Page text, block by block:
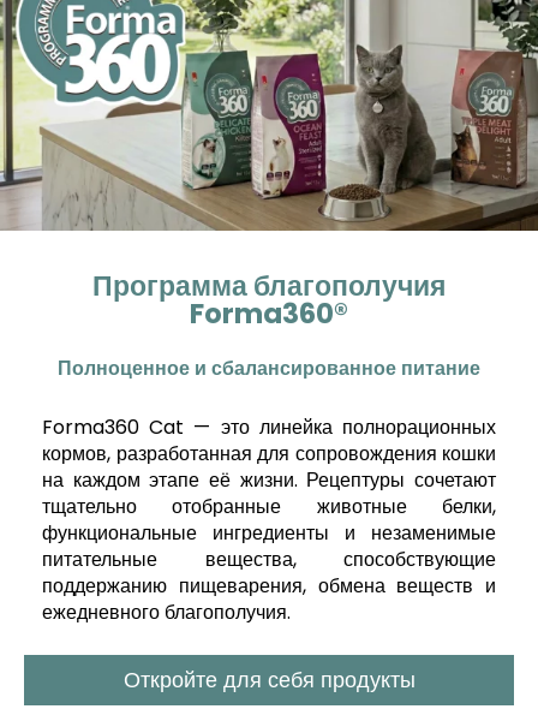
Программа благополучия
Forma360®
Полноценное и сбалансированное питание
Forma360 Cat — это линейка полнорационных
кормов, разработанная для сопровождения кошки
на каждом этапе её жизни. Рецептуры сочетают
тщательно отобранные животные белки,
функциональные ингредиенты и незаменимые
питательные вещества, способствующие
поддержанию пищеварения, обмена веществ и
ежедневного благополучия.
Откройте для себя продукты